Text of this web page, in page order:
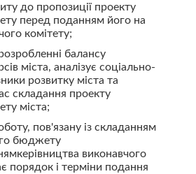
до пропозиції проекту
перед поданням його на
комітету;
балансу
міста, аналізує соціально-
розвитку міста та
складання проекту
міста;
пов'язану із складанням
бюджету
виконавчого
порядок і терміни подання